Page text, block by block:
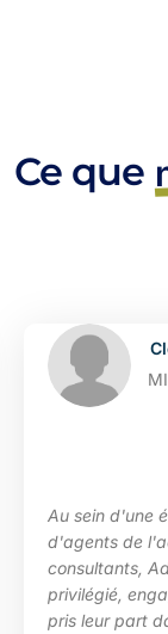
Ce que
Au sein d'une
d'agents de
consultants,
privilégié,
pris leur part